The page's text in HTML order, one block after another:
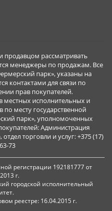
рассматривать
менеджеры по продажам. Все
парк», указаны на
контактами для связи по
прав покупателей.
местных исполнительных и
месту государственной
парк», уполномоченных
Администрация
торговли и услуг: +375 (17)
73
регистрации 192181777 от
г.
городской исполнительный
реестре: 16.04.2015 г.